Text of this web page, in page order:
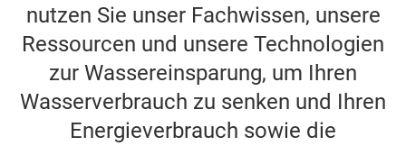
nutzen Sie unser Fachwissen, unsere
Ressourcen und unsere Technologien
zur Wassereinsparung, um Ihren
Wasserverbrauch zu senken und Ihren
Energieverbrauch sowie die